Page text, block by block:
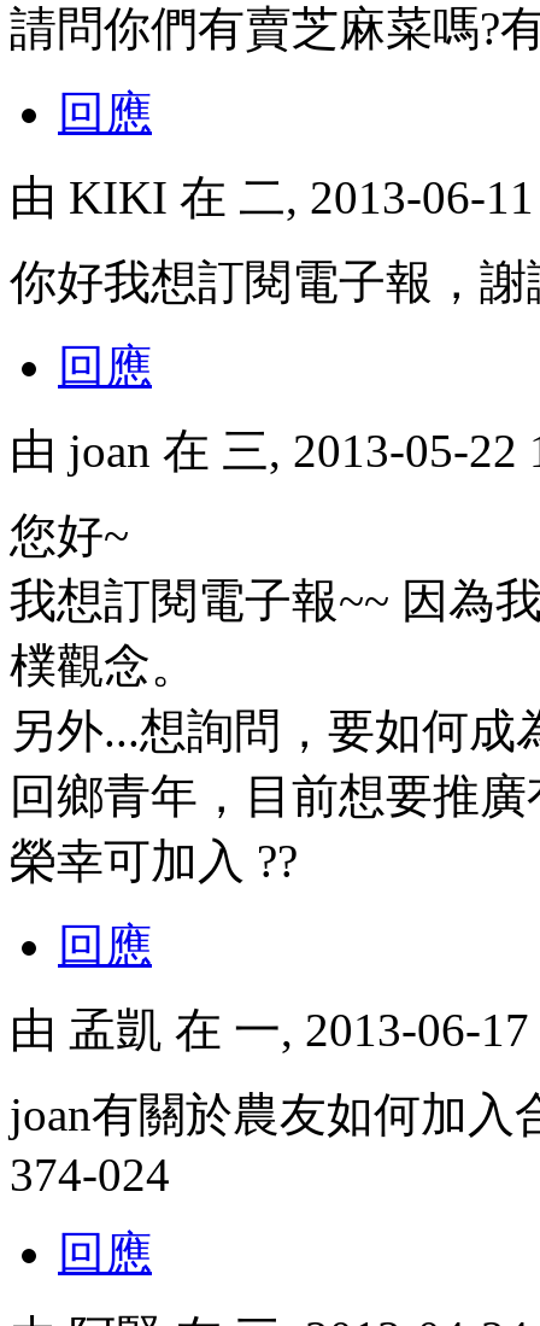
請問你們有賣芝麻菜嗎?
回應
由 KIKI 在 二, 2013-06-
你好我想訂閱電子報，謝
回應
由 joan 在 三, 2013-05-22
您好~
我想訂閱電子報~~ 因為
樸觀念。
另外...想詢問，要如何成
回鄉青年，目前想要推
榮幸可加入 ??
回應
由 孟凱 在 一, 2013-06-
joan有關於農友如何加入
374-024
回應